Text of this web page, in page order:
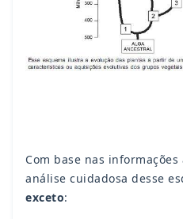
Com base nas
análise cuidadosa desse
exceto: